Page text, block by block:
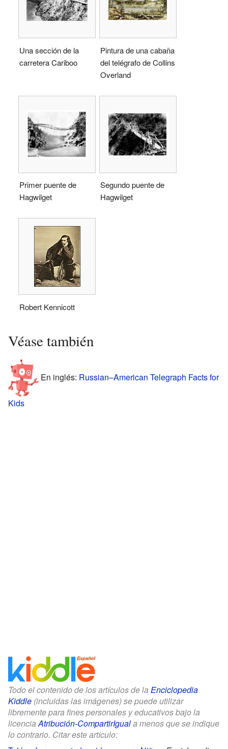
Una sección de la
carretera Cariboo
Pintura de una cabaña
del telégrafo de Collins
Overland
Primer puente de
Hagwilget
Segundo puente de
Hagwilget
Robert Kennicott
Véase también
En inglés: Russian–American Telegraph Facts for
Kids
Todo el contenido de los artículos de la Enciclopedia
Kiddle (incluidas las imágenes) se puede utilizar
libremente para fines personales y educativos bajo la
licenciaAtribución-CompartirIguala menos que se indique
lo contrario. Citar este artículo: